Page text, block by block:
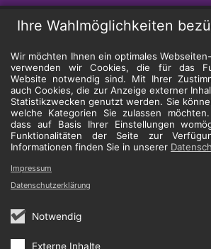
Ihre Wahlmöglichkeiten
Wir möchten Ihnen ein optimales
verwenden wir Cookies, die für das
Website notwendig sind. Mit Ihrer
auch Cookies, die zur Anzeige externer
Statistikzwecken genutzt werden. Sie
welche Kategorien Sie zulassen
dass auf Basis Ihrer Einstellungen
Funktionalitäten der Seite zur
Informationen finden Sie in unserer
Notwendig
Externe Inhalte
Impressum
Datenschutzerklärung